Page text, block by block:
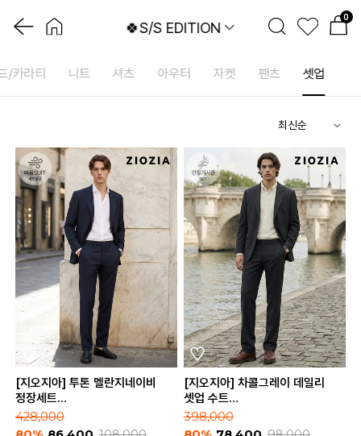
0
🍀S/S EDITION
/카라티 니트 셔츠 아우터 자켓 팬츠 셋업
[지오지아] 투톤 멜란지네이비
정장세트
(ABE2SB1203_ABE2SP1203_MNV)
428,000
[지오지아] 차콜그레이 데일리
셋업 수트
398,000